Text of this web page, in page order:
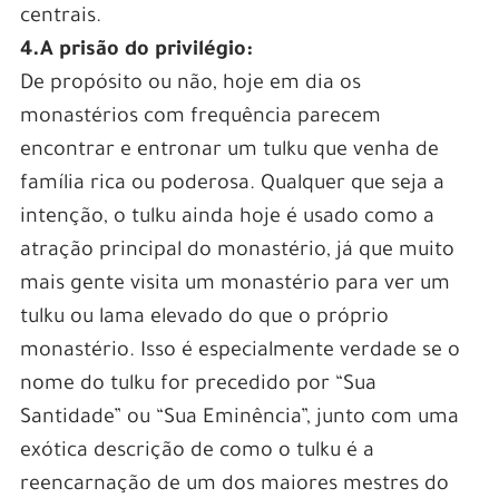
centrais.
4.A prisão do privilégio:
De propósito ou não, hoje em dia os
monastérios com frequência parecem
encontrar e entronar um tulku que venha de
família rica ou poderosa. Qualquer que seja a
intenção, o tulku ainda hoje é usado como a
atração principal do monastério, já que muito
mais gente visita um monastério para ver um
tulku ou lama elevado do que o próprio
monastério. Isso é especialmente verdade se o
nome do tulku for precedido por “Sua
Santidade” ou “Sua Eminência”, junto com uma
exótica descrição de como o tulku é a
reencarnação de um dos maiores mestres do